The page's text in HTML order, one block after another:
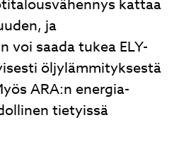
kattaa
ja
voi saada tukea ELY-
öljylämmityksestä
ARA:n energia-
tietyissä